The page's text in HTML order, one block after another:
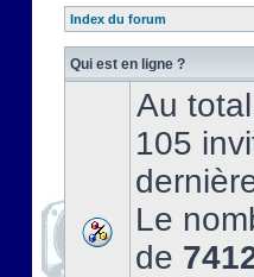
Index du forum
Qui est en ligne ?
Au
105
Le
de